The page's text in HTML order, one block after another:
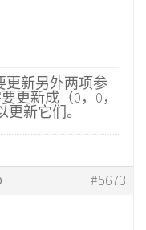
更新另外两项参
更新成（0，0，
新它们。
#5673